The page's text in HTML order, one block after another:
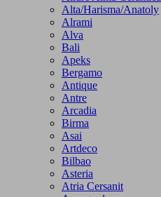
Alta/Harisma/Anatoly
Alrami
Alva
Bali
Apeks
Bergamo
Antique
Antre
Arcadia
Birma
Asai
Artdeco
Bilbao
Asteria
Atria Cersanit